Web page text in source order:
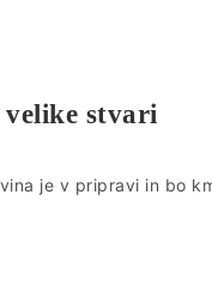
stvari
je v pripravi in ​​bo